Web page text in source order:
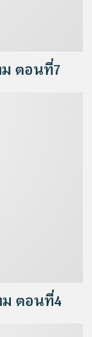
ตอนที่7
ม ตอนที่4